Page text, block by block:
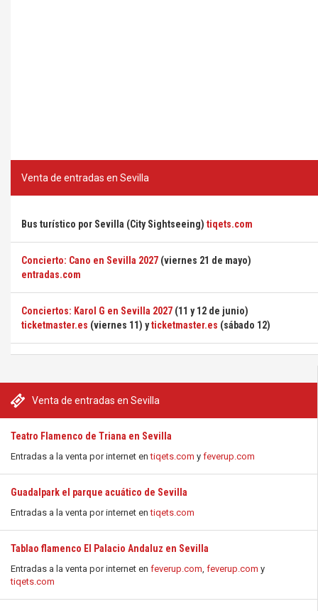
Venta de entradas en Sevilla
Teatro Flamenco de Triana en Sevilla
Entradas a la venta por internet entiqets.com y feverup.com
Guadalpark el parque acuático de Sevilla
Entradas a la venta por internet entiqets.com
Tablao flamenco El Palacio Andaluz en Sevilla
Entradas a la venta por internet en feverup.com, feverup.com y
tiqets.com
Venta de entradas en Sevilla
Bus turístico por Sevilla (City Sightseeing) tiqets.com
Concierto: Cano en Sevilla 2027 (viernes 21 de mayo)
entradas.com
Conciertos: Karol G en Sevilla 2027 (11 y 12 de junio)
ticketmaster.es (viernes 11) yticketmaster.es (sábado 12)